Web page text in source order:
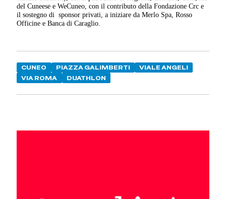
del Cuneese e WeCuneo, con il contributo della Fondazione Crc e
il sostegno di sponsor privati, a iniziare da Merlo Spa, Rosso
Officine e Banca di Caraglio.
CUNEO PIAZZA GALIMBERTI
VIALE ANGELI
VIA ROMA
DUATHLON